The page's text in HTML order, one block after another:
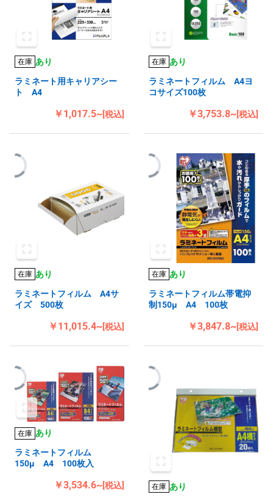
在庫 あり
ラミネート用キャリアシー
ト A4
￥1,017.5~[税込]
在庫 あり
ラミネートフィルム A4ヨ
コサイズ100枚
￥3,753.8~[税込]
在庫 あり
ラミネートフィルム A4サ
イズ 500枚
￥11,015.4~[税込]
在庫 あり
ラミネートフィルム帯電抑
制150μ A4 100枚
￥3,847.8~[税込]
在庫 あり
ラミネートフィルム
150μ A4 100枚入
￥3,534.6~[税込] 在庫 あり